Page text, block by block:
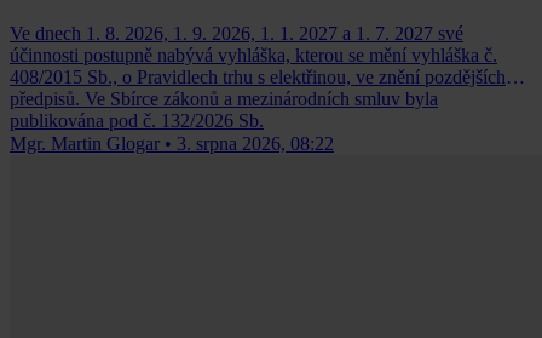
Ve dnech 1. 8. 2026, 1. 9. 2026, 1. 1. 2027 a 1. 7. 2027 své
účinnosti postupně nabývá vyhláška, kterou se mění vyhláška č.
408/2015 Sb., o Pravidlech trhu s elektřinou, ve znění pozdějších
předpisů. Ve Sbírce zákonů a mezinárodních smluv byla
publikována pod č. 132/2026 Sb.
Mgr. Martin Glogar • 3. srpna 2026, 08:22